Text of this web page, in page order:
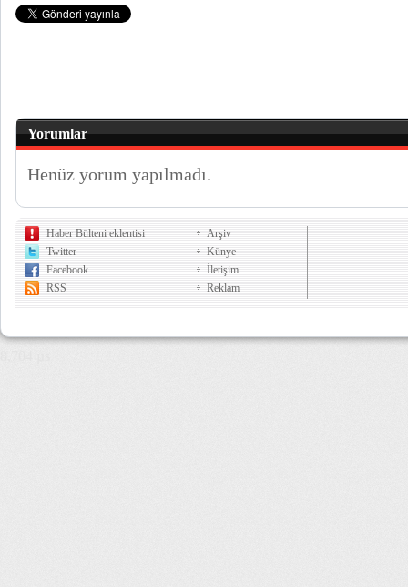
Yorumlar
Henüz yorum yapılmadı.
Haber Bülteni eklentisi
Twitter
Facebook
RSS
Arşiv
Künye
İletişim
Reklam